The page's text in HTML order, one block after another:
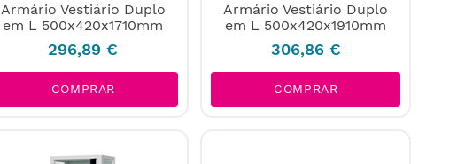
Armário Vestiário Duplo
em L 500x420x1710mm
296,89 €
COMPRAR
Armário Vestiário Duplo
em L 500x420x1910mm
306,86 €
COMPRAR